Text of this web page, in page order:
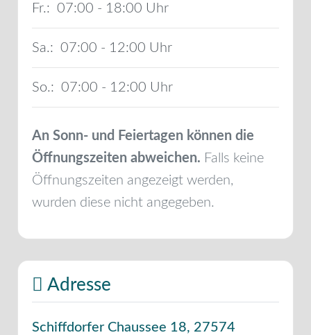
Fr.: 07:00 - 18:00
Sa.: 07:00 - 12:00
So.: 07:00 - 12:00
An Sonn- und Feiertagen können die
Öffnungszeiten abweichen. Falls keine
Öffnungszeiten angezeigt werden,
wurden diese nicht angegeben.
Adresse
Schiffdorfer Chaussee 18, 27574